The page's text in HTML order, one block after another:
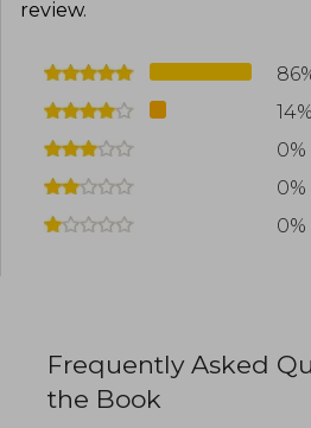
review.
0%
0%
0%
Frequently Asked
the Book